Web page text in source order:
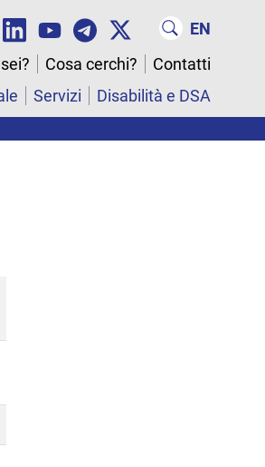
EN
Cosa cerchi?
Contatti
Servizi Disabilità e DSA